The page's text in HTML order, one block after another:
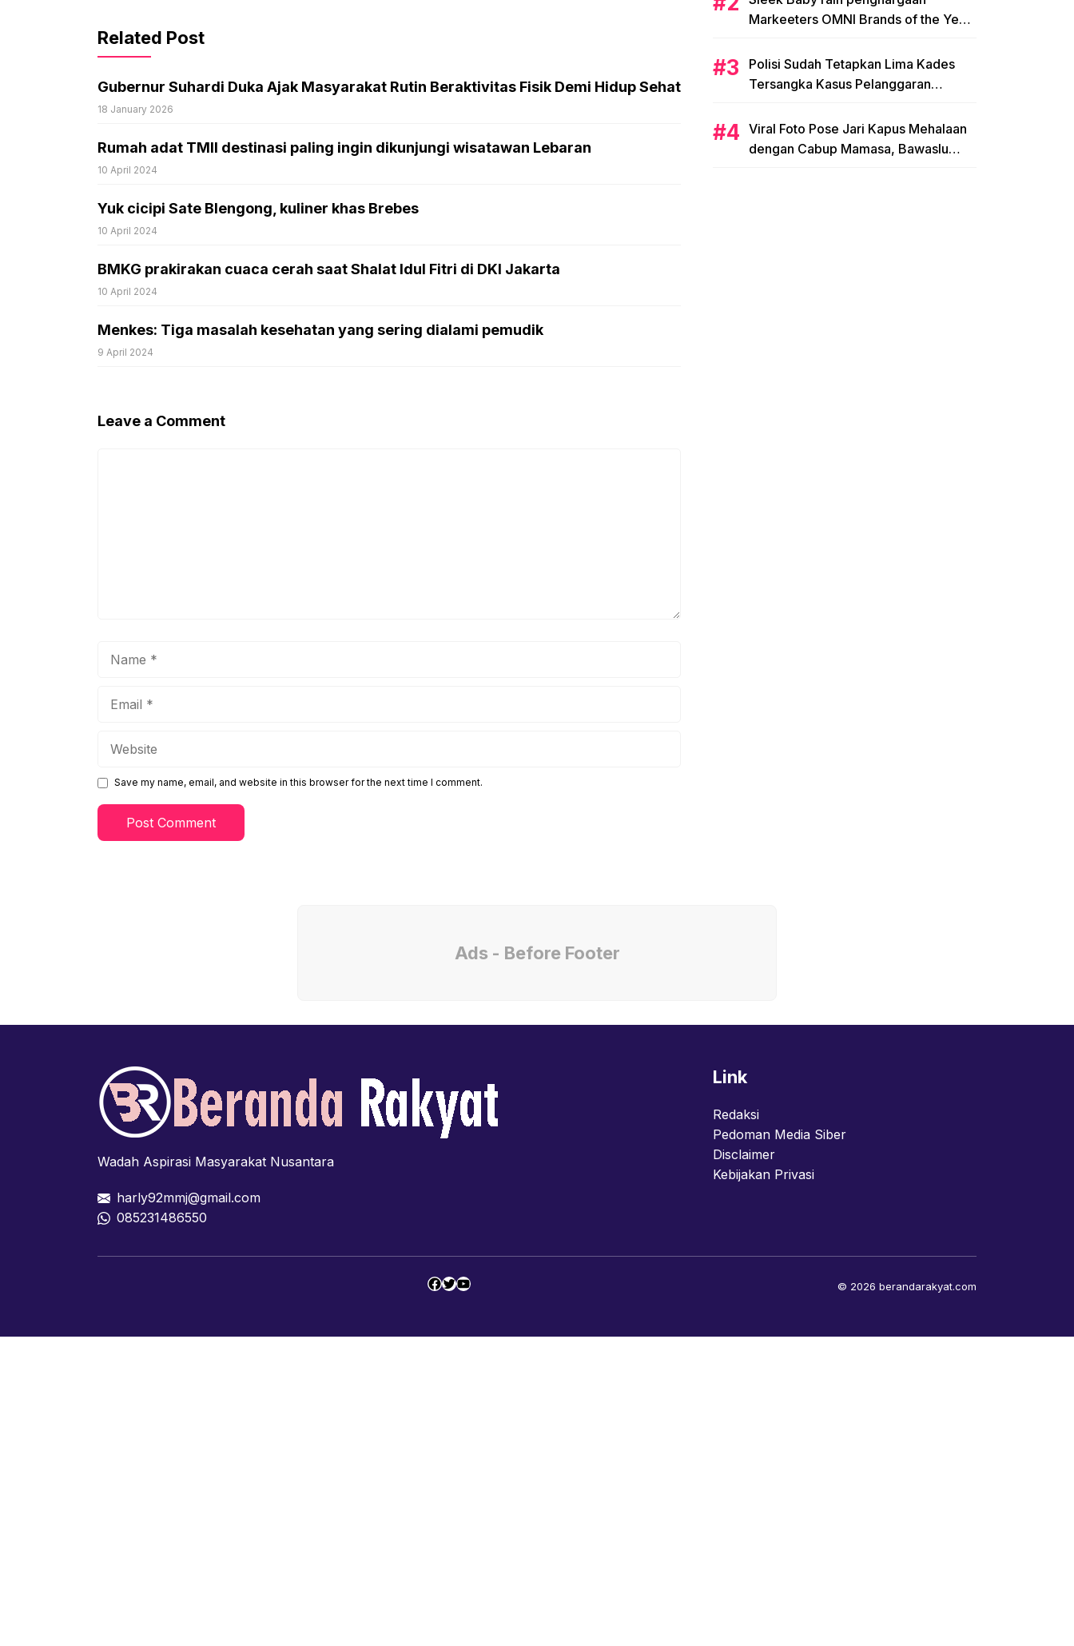
Related Post
Gubernur Suhardi Duka Ajak Masyarakat Rutin Beraktivitas Fisik Demi Hidup Sehat
18 January 2026
Rumah adat TMII destinasi paling ingin dikunjungi wisatawan Lebaran
10 April 2024
Yuk cicipi Sate Blengong, kuliner khas Brebes
10 April 2024
BMKG prakirakan cuaca cerah saat Shalat Idul Fitri di DKI Jakarta
10 April 2024
Menkes: Tiga masalah kesehatan yang sering dialami pemudik
9 April 2024
Leave a Comment
Save my name, email, and website in this browser for the next time I comment.
Markeeters OMNI Brands of the Year
Polisi Sudah Tetapkan Lima Kades
Tersangka Kasus Pelanggaran
Viral Foto Pose Jari Kapus Mehalaan
dengan Cabup Mamasa, Bawaslu
Ads - Before Footer
Wadah Aspirasi Masyarakat Nusantara
harly92mmj@gmail.com
085231486550
Link
Redaksi
Pedoman Media Siber
Disclaimer
Kebijakan Privasi
Facebook
Twitter
YouTube © 2026 berandarakyat.com